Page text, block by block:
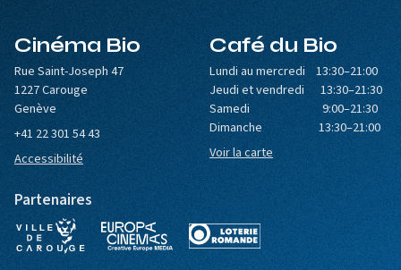
Cinéma Bio
Rue Saint-Joseph 47
1227 Carouge
Genève
+41 22 301 54 43
Accessibilité
Café du Bio
Lundi au mercredi 13:30–21:00
Jeudi et vendredi 13:30–21:30
Samedi 9:00–21:30
Dimanche 13:30–21:00
Voir la carte
Partenaires